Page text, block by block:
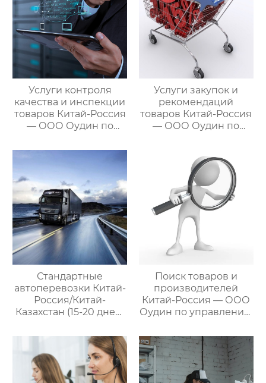
Услуги контроля
качества и инспекции
товаров Китай-Россия
— ООО Оудин по
международными
Услуги закупок и
рекомендаций
товаров Китай-Россия
— ООО Оудин по
цепями поставок
Стандартные
автоперевозки Китай-
Россия/Китай-
Казахстан (15-20 дней)
управлению
международными
цепями поставок
Поиск товаров и
производителей
Китай-Россия — ООО
Оудин по управлению
цепями поставок